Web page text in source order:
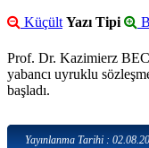
Küçült Yazı Tipi
Prof. Dr. Kazimierz
yabancı uyruklu
başladı.
Yayınlanma Tarihi :